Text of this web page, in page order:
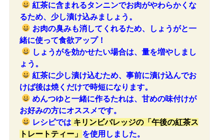
紅茶に含まれるタンニンでお肉がやわらかくな
るため、少し漬け込みましょう。
お肉の臭みも消してくれるため、しょうがと一
緒に使って食欲アップ！
しょうがを効かせたい場合は、量を増やしまし
ょう。
紅茶に少し漬け込むため、事前に漬け込んでお
けば後は焼くだけで時短になります。
めんつゆと一緒に作るたれは、甘めの味付けが
お好みの方にオススメです。
レシピでは キリンビバレッジの「午後の紅茶ス
トレートティー」 を使用しました。